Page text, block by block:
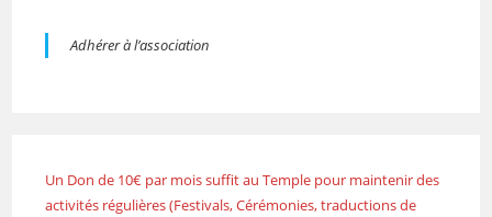
Adhérer à l’association
Un Don de 10€ par mois suffit au Temple pour maintenir des
activités régulières (Festivals, Cérémonies, traductions de